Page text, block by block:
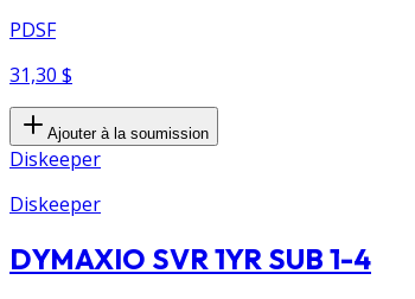
PDSF
31,30 $
Ajouter à la soumission
Diskeeper
Diskeeper
DYMAXIO SVR 1YR SUB 1-4